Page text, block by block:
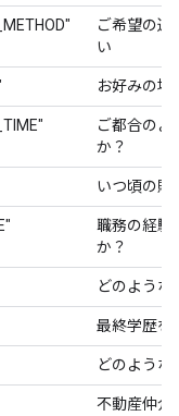
ご希望の連
い
お好みの場
ご都合のよ
か？
いつ頃の購
職務の経験
か？
どのような
最終学歴を
どのような
不動産仲介